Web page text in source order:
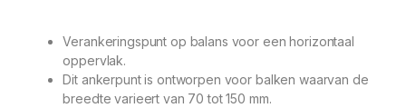
Verankeringspunt op balans voor een horizontaal
oppervlak.
Dit ankerpunt is ontworpen voor balken waarvan de
breedte varieert van 70 tot 150 mm.